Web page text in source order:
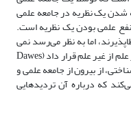
شدن یک نظریه در جامعه علمی
علمی بودن یک نظریه است.
اما به نظر می‌رسد نمی
توان ملاکی بهتر از خود جامعه علمی برای تمییز علم از غیر علم قرار داد (Dawes
از بیرون از جامعه علمی و
که درباره آن تردیدهایی